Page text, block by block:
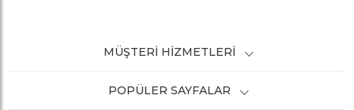
MÜŞTERI HIZMETLERI
POPÜLER SAYFALAR